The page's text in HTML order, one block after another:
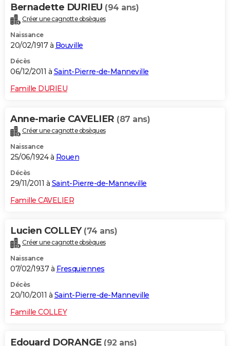
Bernadette DURIEU (94 ans)
Créer une cagnotte obsèques
Naissance
20/02/1917 à Bouville
Décès
06/12/2011 à Saint-Pierre-de-Manneville
Famille DURIEU
Anne-marie CAVELIER (87 ans)
Créer une cagnotte obsèques
Naissance
25/06/1924 à Rouen
Décès
29/11/2011 à Saint-Pierre-de-Manneville
Famille CAVELIER
Lucien COLLEY (74 ans)
Créer une cagnotte obsèques
Naissance
07/02/1937 à Fresquiennes
Décès
20/10/2011 à Saint-Pierre-de-Manneville
Famille COLLEY
Edouard DORANGE (92 ans)